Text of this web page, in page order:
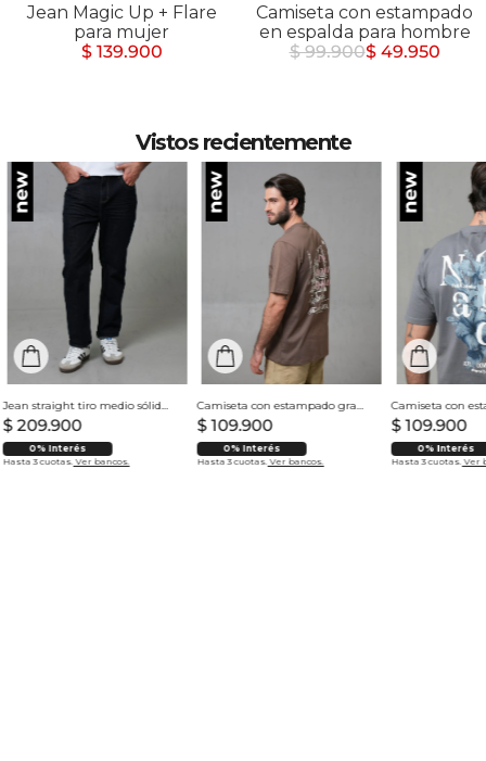
Jean Magic Up + Flare
para mujer
$ 139.900
Camiseta con estampado
en espalda para hombre
$ 99.900$ 49.950
Vistos recientemente
Jean straight tiro medio sólido para hombre
$ 209.900
0% Interés
Hasta 3 cuotas. Ver bancos.
Camiseta con estampado grande en espalda para hombre
$ 109.900
0% Interés
Hasta 3 cuotas. Ver bancos.
$ 109.900
0% Interés
Hasta 3 cuotas. Ver